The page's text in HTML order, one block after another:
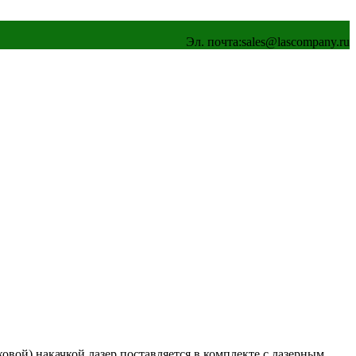
Эл. почта:sales@lascompany.ru